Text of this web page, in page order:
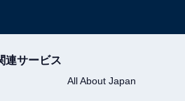
連サービス
All About Japan